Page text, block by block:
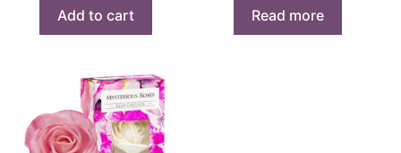
Add to cart Read more